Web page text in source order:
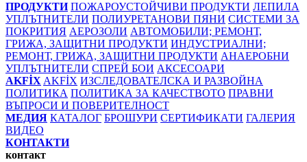
ПРОДУКТИ ПОЖАРОУСТОЙЧИВИ ПРОДУКТИ ЛЕПИЛА
УПЛЪТНИТЕЛИ ПОЛИУРЕТАНОВИ ПЯНИ СИСТЕМИ ЗА
ПОКРИТИЯ АЕРОЗОЛИ АВТОМОБИЛИ; РЕМОНТ,
ГРИЖА, ЗАЩИТНИ ПРОДУКТИ ИНДУСТРИАЛНИ;
РЕМОНТ, ГРИЖА, ЗАЩИТНИ ПРОДУКТИ АНАЕРОБНИ
УПЛЪТНИТЕЛИ СПРЕЙ БОИ АКСЕСОАРИ
AKFİX AKFİX ИЗСЛЕДОВАТЕЛСКА И РАЗВОЙНА
ПОЛИТИКА ПОЛИТИКА ЗА КАЧЕСТВОТО ПРАВНИ
ВЪПРОСИ И ПОВЕРИТЕЛНОСТ
МЕДИЯ КАТАЛОГ БРОШУРИ СЕРТИФИКАТИ ГАЛЕРИЯ
ВИДЕО
КОНТАКТИ
контакт